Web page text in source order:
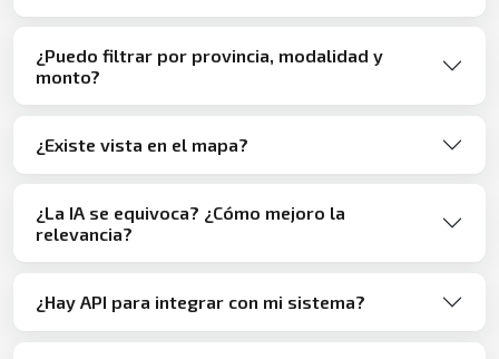
¿Puedo filtrar por provincia, modalidad y
monto?
¿Existe vista en el mapa?
¿La IA se equivoca? ¿Cómo mejoro la
relevancia?
¿Hay API para integrar con mi sistema?